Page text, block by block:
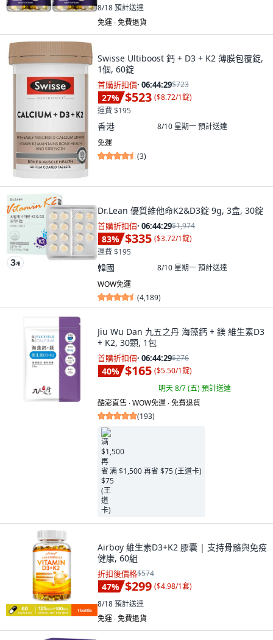
8/18預計送達
免運 ∙ 免費退貨
Swisse Ultiboost 鈣 + D3 + K2 薄膜包覆錠,
1個, 60錠
首購折扣價· 06:44:28$723
27% $523 ($8.72/1錠)
運費 $195
香港 8/10 星期一預計送達
免運
(3)
Dr.Lean 優質維他命K2&D3錠 9g, 3盒, 30錠
首購折扣價· 06:44:28$1,974
83% $335 ($3.72/1錠)
運費 $195
韓國 8/10 星期一預計送達
WOW免運
(4,189)
Jiu Wu Dan 九五之丹 海藻鈣 + 鎂 維生素D3
+ K2, 30顆, 1包
首購折扣價· 06:44:28$276
40% $165 ($5.50/1錠)
明天 8/7 (五)預計送達
酷澎直售 ∙ WOW免運 ∙ 免費退貨
(193)
满 $1,500 再省 $75 (王道卡)
Airboy 維生素D3+K2 膠囊 | 支持骨骼與免疫
健康, 60組
折扣後價格$574
47% $299 ($4.98/1套)
8/18預計送達
免運 ∙ 免費退貨